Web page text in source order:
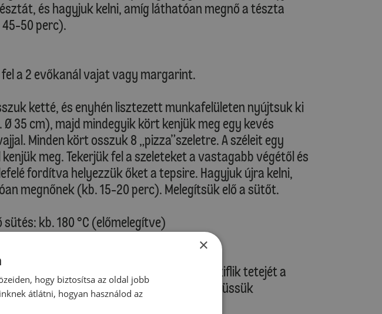
és hagyjuk kelni, amíg láthatóan megnő a tészta
50 perc).
a 2 evőkanál vajat vagy margarint.
ketté, és enyhén lisztezett munkafelületen nyújtsuk ki
35 cm), majd mindegyik kört kenjük meg egy kevés
Minden kört osszuk 8 „pizza”szeletre. A széleit egy
meg. Tekerjük fel a szeleteket a vastagabb végétől és
fordítva helyezzük őket a tepsire. Hagyjuk újra kelni,
megnőnek (kb. 15-20 perc). Melegítsük elő a sütőt.
sütés: kb. 180 °C (előmelegítve)
keverjük össze a tejjel és kenjük meg a kiflik tetejét a
a tepsit a sütő középső részébe és süssük
a kifliket.
×
hogy biztosítsa az oldal jobb
átlátni, hogyan használod az